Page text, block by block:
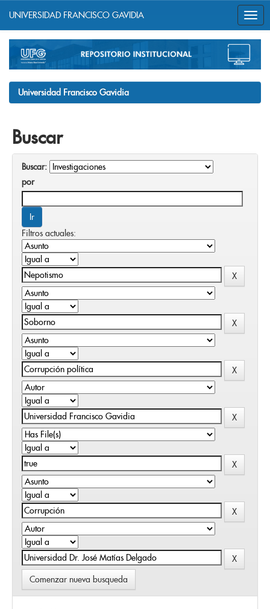
navigation
UNIVERSIDAD FRANCISCO GAVIDIA
Universidad Francisco Gavidia
Buscar
Buscar:
por
Filtros actuales:
Comenzar nueva busqueda